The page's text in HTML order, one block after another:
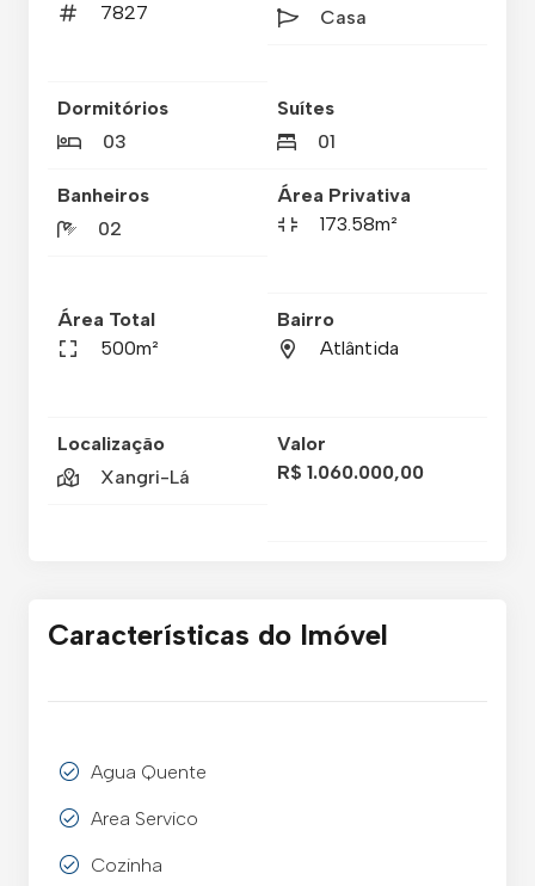
7827
Casa
Dormitórios
03
Suítes
01
Banheiros
02
Área Privativa
173.58m²
Área Total
500m²
Bairro
Atlântida
Localização
Xangri-Lá
Valor
R$ 1.060.000,00
Características do Imóvel
Agua Quente
Area Servico
Cozinha